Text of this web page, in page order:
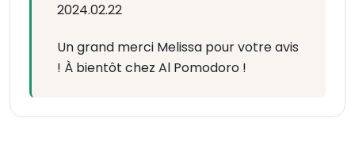
2024.02.22
Un grand merci Melissa pour votre avis
! À bientôt chez Al Pomodoro !